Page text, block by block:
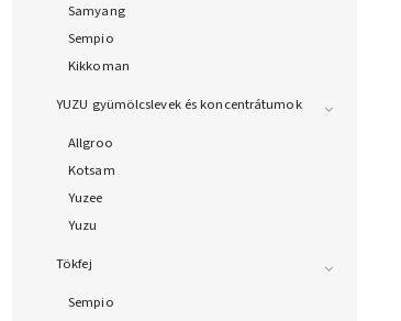
Samyang
Sempio
Kikkoman
YUZU gyümölcslevek és koncentrátumok
Allgroo
Kotsam
Yuzee
Yuzu
Tökfej
Sempio